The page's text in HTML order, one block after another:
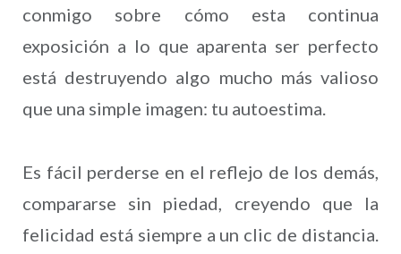
conmigo sobre cómo esta continua
exposición a lo que aparenta ser perfecto
está destruyendo algo mucho más valioso
que una simple imagen: tu autoestima.
Es fácil perderse en el reflejo de los demás,
compararse sin piedad, creyendo que la
felicidad está siempre a un clic de distancia.